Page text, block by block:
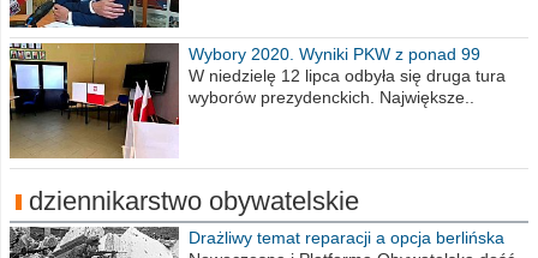
Wybory 2020. Wyniki PKW z ponad 99
procent obwodów
W niedzielę 12 lipca odbyła się druga tura
wyborów prezydenckich. Największe..
dziennikarstwo obywatelskie
Drażliwy temat reparacji a opcja berlińska